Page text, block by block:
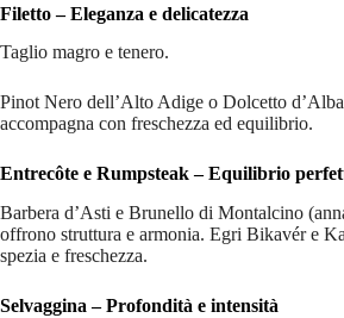
Filetto – Eleganza e delicatezza
Taglio magro e tenero.
Pinot Nero dell’Alto Adige o Dolcetto
accompagna con freschezza ed equilibrio.
Entrecôte e Rumpsteak – Equilibrio
Barbera d’Asti e Brunello di Montalcino
offrono struttura e armonia. Egri Bikavér e
spezia e freschezza.
Selvaggina – Profondità e intensità